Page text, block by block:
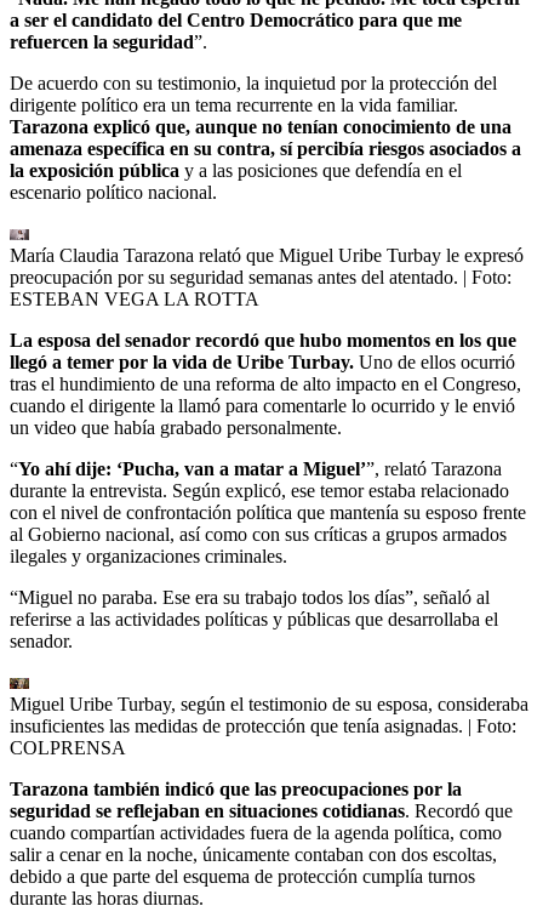
a ser el candidato del Centro Democrático para que me
refuercen la seguridad”.
De acuerdo con su testimonio, la inquietud por la protección del
dirigente político era un tema recurrente en la vida familiar.
Tarazona explicó que, aunque no tenían conocimiento de una
amenaza específica en su contra, sí percibía riesgos asociados a
la exposición pública y a las posiciones que defendía en el
escenario político nacional.
María Claudia Tarazona relató que Miguel Uribe Turbay le expresó
preocupación por su seguridad semanas antes del atentado. | Foto:
ESTEBAN VEGA LA ROTTA
La esposa del senador recordó que hubo momentos en los que
llegó a temer por la vida de Uribe Turbay. Uno de ellos ocurrió
tras el hundimiento de una reforma de alto impacto en el Congreso,
cuando el dirigente la llamó para comentarle lo ocurrido y le envió
un video que había grabado personalmente.
“Yo ahí dije: ‘Pucha, van a matar a Miguel’”, relató Tarazona
durante la entrevista. Según explicó, ese temor estaba relacionado
con el nivel de confrontación política que mantenía su esposo frente
al Gobierno nacional, así como con sus críticas a grupos armados
ilegales y organizaciones criminales.
“Miguel no paraba. Ese era su trabajo todos los días”, señaló al
referirse a las actividades políticas y públicas que desarrollaba el
senador.
Miguel Uribe Turbay, según el testimonio de su esposa, consideraba
insuficientes las medidas de protección que tenía asignadas. | Foto:
COLPRENSA
Tarazona también indicó que las preocupaciones por la
seguridad se reflejaban en situaciones cotidianas. Recordó que
cuando compartían actividades fuera de la agenda política, como
salir a cenar en la noche, únicamente contaban con dos escoltas,
debido a que parte del esquema de protección cumplía turnos
durante las horas diurnas.